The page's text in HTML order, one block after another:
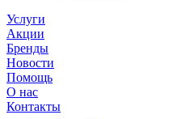
Услуги
Акции
Бренды
Новости
Помощь
О нас
Контакты